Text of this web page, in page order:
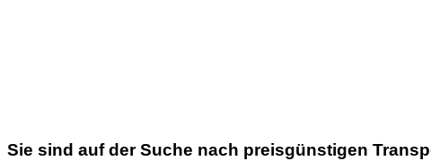
Sie sind auf der Suche nach preisgünstigen